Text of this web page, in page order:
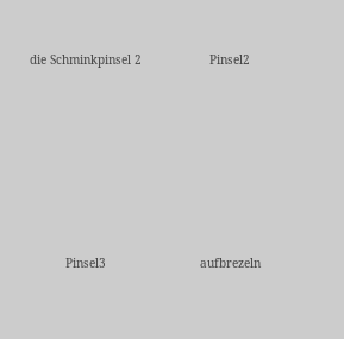
die Schminkpinsel 2
Pinsel2
Pinsel3 aufbrezeln